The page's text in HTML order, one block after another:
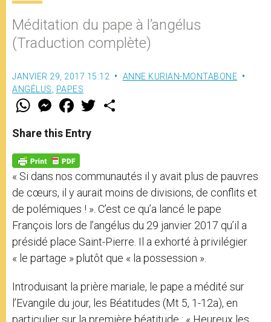
Méditation du pape à l’angélus
(Traduction complète)
JANVIER 29, 2017 15:12
ANNE KURIAN-MONTABONE
ANGÉLUS
PAPES
W
t
s
p
p
M
e
s
e
g
e
r
F
a
e
b
o
k
w
Share this Entry
« Si dans nos communautés il y avait plus de pauvres
de cœurs, il y aurait moins de divisions, de conflits et
de polémiques ! ». C’est ce qu’a lancé le pape
François lors de l’angélus du 29 janvier 2017 qu’il a
présidé place Saint-Pierre. Il a exhorté à privilégier
« le partage » plutôt que « la possession ».
Introduisant la prière mariale, le pape a médité sur
l’Evangile du jour, les Béatitudes (Mt 5, 1-12a), en
particulier sur la première béatitude : « Heureux les